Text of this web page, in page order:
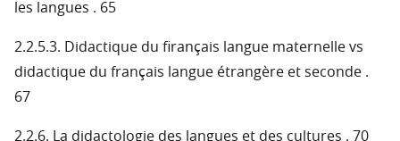
les langues . 65
2.2.5.3. Didactique du firançais langue maternelle vs
didactique du français langue étrangère et seconde .
67
2.2.6. La didactologie des langues et des cultures . 70